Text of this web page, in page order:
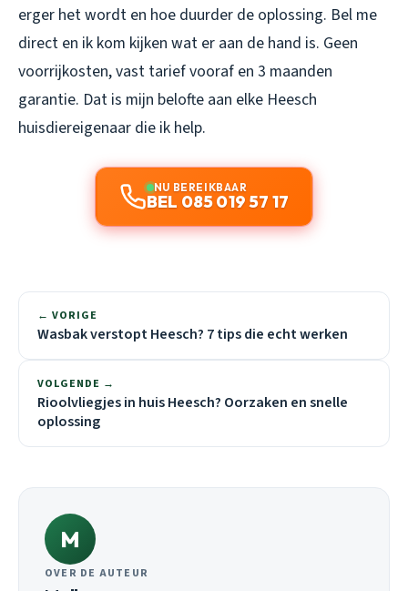
erger het wordt en hoe duurder de oplossing. Bel me
direct en ik kom kijken wat er aan de hand is. Geen
voorrijkosten, vast tarief vooraf en 3 maanden
garantie. Dat is mijn belofte aan elke Heesch
huisdiereigenaar die ik help.
NU BEREIKBAAR
BEL 085 019 57 17
← VORIGE
Wasbak verstopt Heesch? 7 tips die echt werken
VOLGENDE →
Rioolvliegjes in huis Heesch? Oorzaken en snelle
oplossing
M
OVER DE AUTEUR